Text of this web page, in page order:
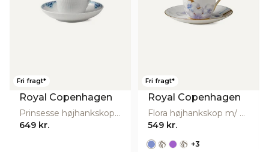
Fri fragt*
Royal Copenhagen
Prinsesse højhankskop m/ underkop - 24 cl.
649 kr.
Fri fragt*
Royal Copenhagen
Flora højhankskop m/ underkop, Rhododendron - 27 cl.
549 kr.
+3